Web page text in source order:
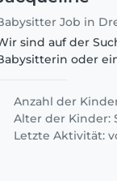
Job in
sind auf der
oder
Vorschul- und
Anzahl der
Alter der Kinder:
Letzte Aktivität: